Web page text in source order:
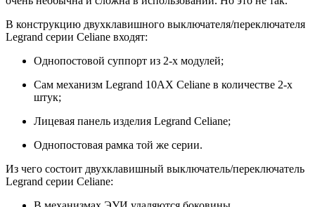
В конструкцию двухклавишного выключателя/переключателя
Legrand cерии Celiane входят:
Однопостовой суппорт из 2-х модулей;
Сам механизм Legrand 10AX Celiane в количестве 2-х
штук;
Лицевая панель изделия Legrand Celiane;
Однопостовая рамка той же серии.
Из чего состоит двухклавишный выключатель/переключатель
Legrand cерии Celiane: